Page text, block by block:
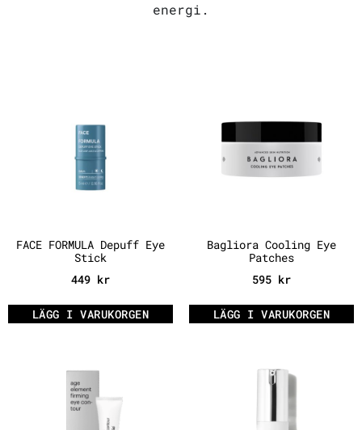
energi.
FACE FORMULA Depuff Eye
Stick
449 kr
LÄGG I VARUKORGEN
Bagliora Cooling Eye
Patches
595 kr
LÄGG I VARUKORGEN